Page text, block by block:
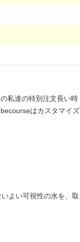
私達の特別注文長い時
はカスタマイズ
よい可視性の水を、取